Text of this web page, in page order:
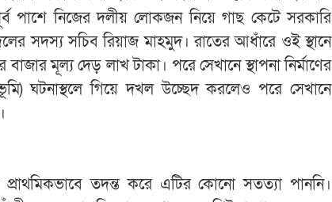
পাশে নিজের দলীয় লোকজন নিয়ে গাছ কেটে সরকারি
সদস্য সচিব রিয়াজ মাহমুদ। রাতের আধাঁরে ওই স্থানে
মূল্য দেড় লাখ টাকা। পরে সেখানে স্থাপনা নির্মাণের
ঘটনাস্থলে গিয়ে দখল উচ্ছেদ করলেও পরে সেখানে
তদন্ত করে এটির কোনো সতত্যা পাননি।